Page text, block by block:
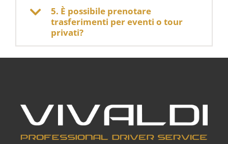
5. È possibile prenotare
trasferimenti per eventi o tour
privati?